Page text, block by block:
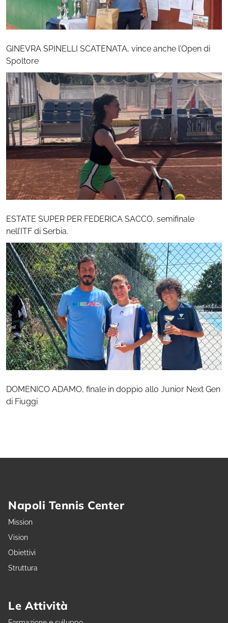
GINEVRA SPINELLI SCATENATA, vince anche l’Open di
Spoltore
ESTATE SUPER PER FEDERICA SACCO, semifinale
nell’ITF di Serbia.
DOMENICO ADAMO, finale in doppio allo Junior Next Gen
di Fiuggi
Napoli Tennis Center
Mission
Vision
Obiettivi
Struttura
Le Attività